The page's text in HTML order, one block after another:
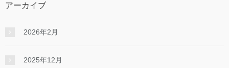
アーカイブ
2026年2月
2025年12月